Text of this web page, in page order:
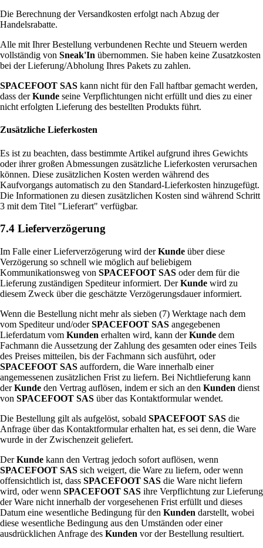
Die Berechnung der Versandkosten erfolgt nach Abzug der
Handelsrabatte.
Alle mit Ihrer Bestellung verbundenen Rechte und Steuern werden
vollständig von Sneak'In übernommen. Sie haben keine Zusatzkosten
bei der Lieferung/Abholung Ihres Pakets zu zahlen.
SPACEFOOT SAS kann nicht für den Fall haftbar gemacht werden,
dass derKunde seine Verpflichtungen nicht erfüllt und dies zu einer
nicht erfolgten Lieferung des bestellten Produkts führt.
Zusätzliche Lieferkosten
Es ist zu beachten, dass bestimmte Artikel aufgrund ihres Gewichts
oder ihrer großen Abmessungen zusätzliche Lieferkosten verursachen
können. Diese zusätzlichen Kosten werden während des
Kaufvorgangs automatisch zu den Standard-Lieferkosten hinzugefügt.
Die Informationen zu diesen zusätzlichen Kosten sind während Schritt
3 mit dem Titel "Lieferart" verfügbar.
7.4 Lieferverzögerung
Im Falle einer Lieferverzögerung wird derKunde über diese
Verzögerung so schnell wie möglich auf beliebigem
Kommunikationsweg von SPACEFOOT SAS oder dem für die
Lieferung zuständigen Spediteur informiert. DerKunde wird zu
diesem Zweck über die geschätzte Verzögerungsdauer informiert.
Wenn die Bestellung nicht mehr als sieben (7) Werktage nach dem
vom Spediteur und/oderSPACEFOOT SAS angegebenen
Lieferdatum vom Kunden erhalten wird, kann derKunde dem
Fachmann die Aussetzung der Zahlung des gesamten oder eines Teils
des Preises mitteilen, bis der Fachmann sich ausführt, oder
SPACEFOOT SAS auffordern, die Ware innerhalb einer
angemessenen zusätzlichen Frist zu liefern. Bei Nichtlieferung kann
derKunde den Vertrag auflösen, indem er sich an den Kunden dienst
von SPACEFOOT SAS über das Kontaktformular wendet.
Die Bestellung gilt als aufgelöst, sobald SPACEFOOT SAS die
Anfrage über das Kontaktformular erhalten hat, es sei denn, die Ware
wurde in der Zwischenzeit geliefert.
DerKunde kann den Vertrag jedoch sofort auflösen, wenn
SPACEFOOT SAS sich weigert, die Ware zu liefern, oder wenn
offensichtlich ist, dass SPACEFOOT SAS die Ware nicht liefern
wird, oder wenn SPACEFOOT SAS ihre Verpflichtung zur Lieferung
der Ware nicht innerhalb der vorgesehenen Frist erfüllt und dieses
Datum eine wesentliche Bedingung für den Kunden darstellt, wobei
diese wesentliche Bedingung aus den Umständen oder einer
ausdrücklichen Anfrage des Kunden vor der Bestellung resultiert.